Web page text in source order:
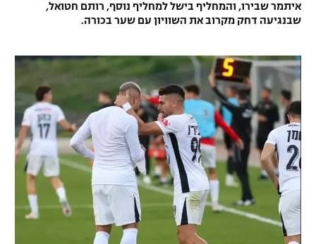
איתמר שבירו, והמחליף בישל למחליף נוסף, רותם חטואל,
שבנגיעה דחק מקרוב את השוויון עם שער בכורה.